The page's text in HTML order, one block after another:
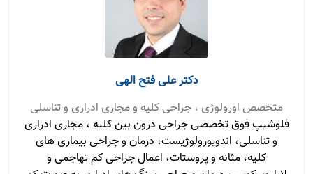
دکتر علی فتح الهی
متخصص اورولوژی ، جراحی کلیه و مجاری ادراری و تناسلی
فلوشیپ فوق تخصصی جراحی درون بین کلیه ، مجاری ادراری
و تناسلی، اندویورولوژیست، درمان و جراحی بیماری های
کلیه، مثانه و پروستات، اعمال جراحی کم تهاجمی و